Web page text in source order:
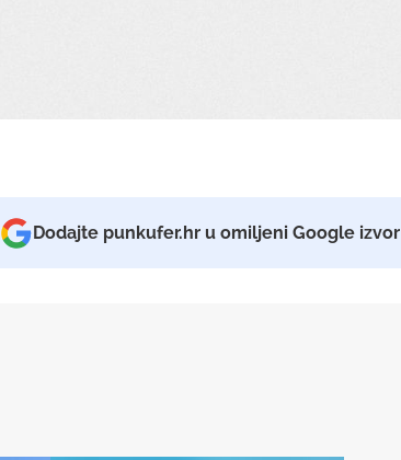
Dodajte punkufer.hr u omiljeni Google izvor